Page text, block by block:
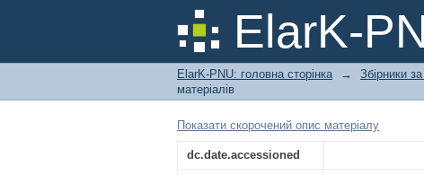
ElarK-
Мова та мовлення:
аспекти : збірник
м. Кам’янець-
ElarK-PNU: головна сторінка → Збірники
матеріалів
Показати скорочений опис матеріалу
dc.date.accessioned